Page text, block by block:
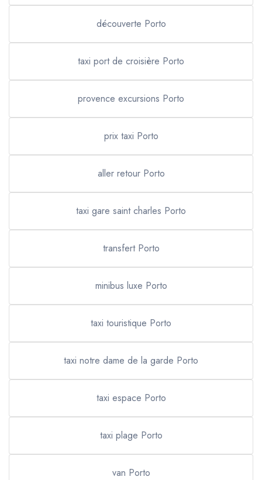
découverte Porto
taxi port de croisière Porto
provence excursions Porto
prix taxi Porto
aller retour Porto
taxi gare saint charles Porto
transfert Porto
minibus luxe Porto
taxi touristique Porto
taxi notre dame de la garde Porto
taxi espace Porto
taxi plage Porto
van Porto